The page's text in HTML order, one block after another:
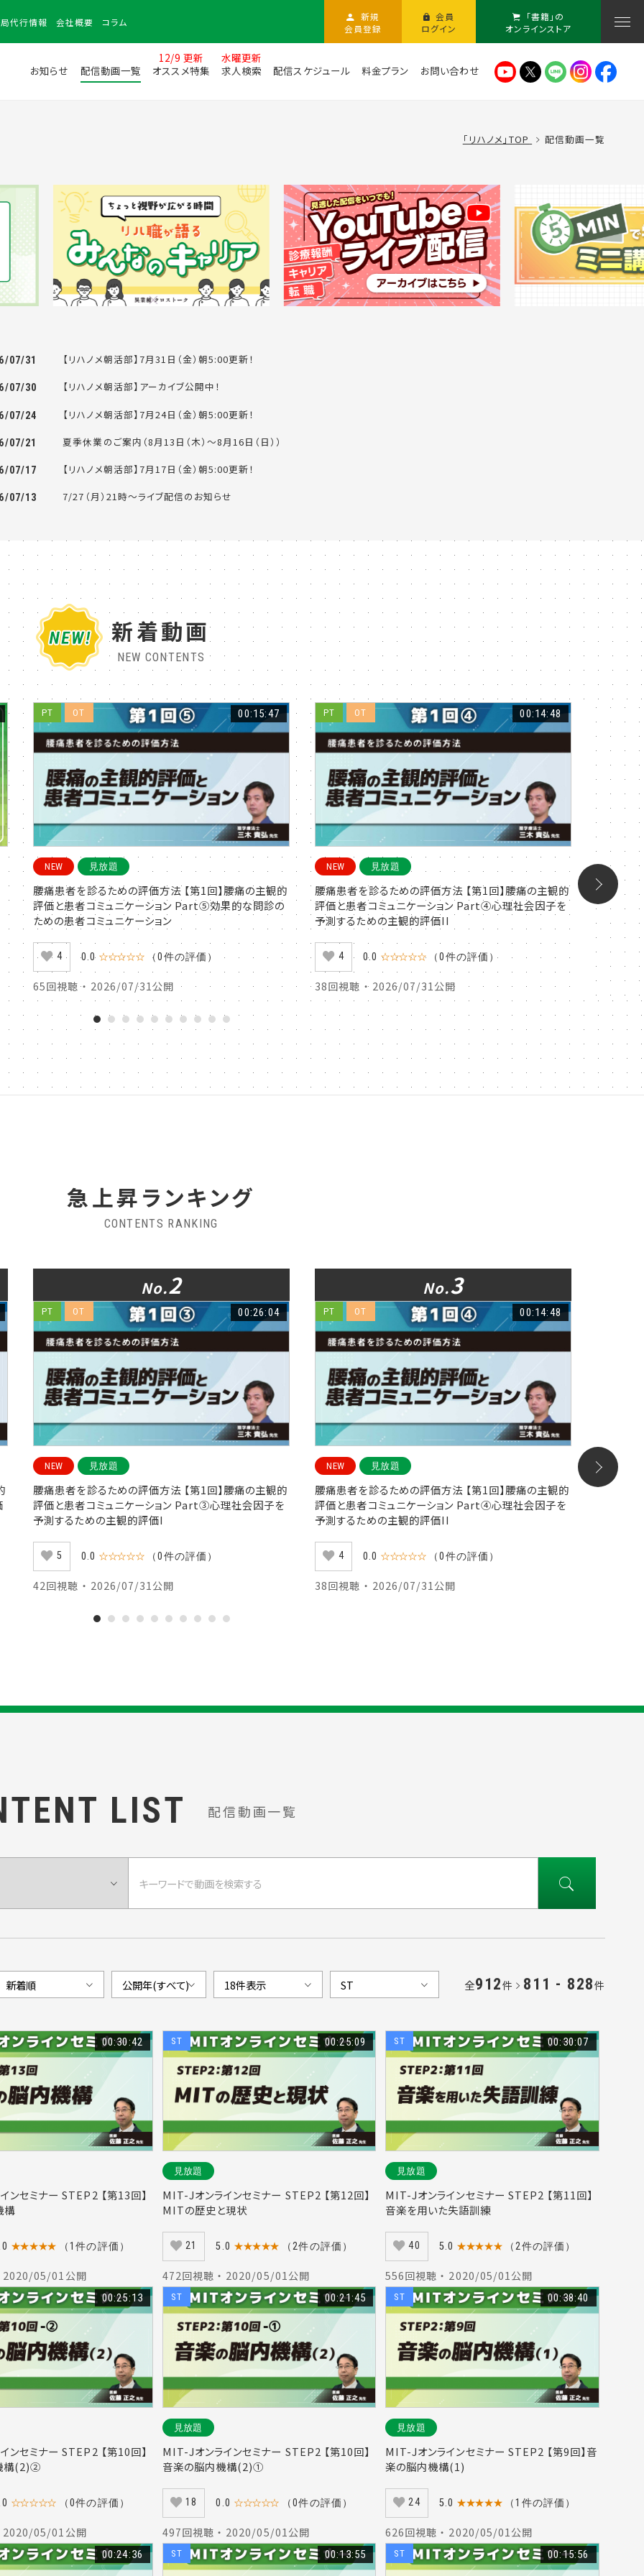
代行情報 会社概要 コラム
新規
会員登録
会員
ログイン
「書籍」の
オンラインストア
お知らせ 配信動画一覧
12/9 更新
オススメ特集
水曜更新
求人検索
配信スケジュール 料金プラン お問い合わせ
「リハノメ」TOP 配信動画一覧
07/31 【リハノメ朝活部】7月31日（金）朝5:00更新！
07/30 【リハノメ朝活部】アーカイブ公開中！
07/24 【リハノメ朝活部】7月24日（金）朝5:00更新！
07/21 夏季休業のご案内（8月13日（木）～8月16日（日））
07/17 【リハノメ朝活部】7月17日（金）朝5:00更新！
07/13 7/27（月）21時～ライブ配信のお知らせ
新着動画
NEW CONTENTS
PT OT 00:15:47
NEW 見放題
腰痛患者を診るための評価方法 【第1回】腰痛の主観的
評価と患者コミュニケーション Part⑤効果的な問診の
ための患者コミュニケーション
4 0.0 ☆☆☆☆☆ （0件の評価）
65回視聴 ・ 2026/07/31公開
PT OT 00:14:48
NEW 見放題
腰痛患者を診るための評価方法 【第1回】腰痛の主観的
評価と患者コミュニケーション Part④心理社会因子を
予測するための主観的評価II
4 0.0 ☆☆☆☆☆ （0件の評価）
38回視聴 ・ 2026/07/31公開
NEW
腰痛患者
評価と患
予測す
急上昇ランキング
CONTENTS RANKING
No.2
PT OT 00:26:04
NEW 見放題
腰痛患者を診るための評価方法 【第1回】腰痛の主観的
評価と患者コミュニケーション Part③心理社会因子を
予測するための主観的評価I
5 0.0 ☆☆☆☆☆ （0件の評価）
42回視聴 ・ 2026/07/31公開
No.3
PT OT 00:14:48
NEW 見放題
腰痛患者を診るための評価方法 【第1回】腰痛の主観的
評価と患者コミュニケーション Part④心理社会因子を
予測するための主観的評価II
4 0.0 ☆☆☆☆☆ （0件の評価）
38回視聴 ・ 2026/07/31公開
見放題
腰部脊柱
LIST 配信動画一覧
全912件 811 - 828件
00:30:42
ンセミナー STEP2 【第13回】
構
★★★★★ （1件の評価）
2020/05/01公開
ST 00:25:09
見放題
MIT-Jオンラインセミナー STEP2 【第12回】
MITの歴史と現状
21 5.0 ★★★★★ （2件の評価）
472回視聴 ・ 2020/05/01公開
ST 00:30:07
見放題
MIT-Jオンラインセミナー STEP2 【第11回】
音楽を用いた失語訓練
40 5.0 ★★★★★ （2件の評価）
556回視聴 ・ 2020/05/01公開
00:25:13
ンセミナー STEP2 【第10回】
構(2)②
☆☆☆☆☆ （0件の評価）
2020/05/01公開
ST 00:21:45
見放題
MIT-Jオンラインセミナー STEP2 【第10回】
音楽の脳内機構(2)①
18 0.0 ☆☆☆☆☆ （0件の評価）
497回視聴 ・ 2020/05/01公開
ST 00:38:40
見放題
MIT-Jオンラインセミナー STEP2 【第9回】音
楽の脳内機構(1)
24 5.0 ★★★★★ （1件の評価）
626回視聴 ・ 2020/05/01公開
00:24:36 ST 00:13:55 ST 00:15:56